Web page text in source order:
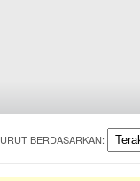
URUT BERDASARKAN: